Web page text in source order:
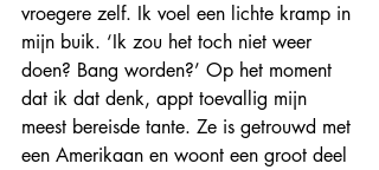
vroegere zelf. Ik voel een lichte kramp in
mijn buik. ‘Ik zou het toch niet weer
doen? Bang worden?’ Op het moment
dat ik dat denk, appt toevallig mijn
meest bereisde tante. Ze is getrouwd met
een Amerikaan en woont een groot deel